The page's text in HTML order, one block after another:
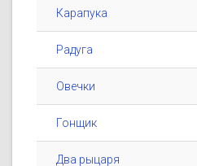
Карапука
Радуга
Овечки
Гонщик
Два рыцаря